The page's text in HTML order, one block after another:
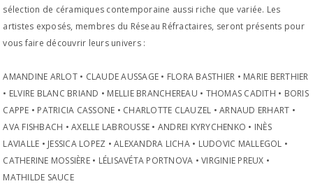
sélection de céramiques contemporaine aussi riche que variée. Les
artistes exposés, membres du Réseau Réfractaires, seront présents pour
vous faire découvrir leurs univers :
AMANDINE ARLOT • CLAUDE AUSSAGE • FLORA BASTHIER • MARIE BERTHIER
• ELVIRE BLANC BRIAND • MELLIE BRANCHEREAU • THOMAS CADITH • BORIS
CAPPE • PATRICIA CASSONE • CHARLOTTE CLAUZEL • ARNAUD ERHART •
AVA FISHBACH • AXELLE LABROUSSE • ANDREI KYRYCHENKO • INÈS
LAVIALLE • JESSICA LOPEZ • ALEXANDRA LICHA • LUDOVIC MALLEGOL •
CATHERINE MOSSIÈRE • LÉLISAVÉTA PORTNOVA • VIRGINIE PREUX •
MATHILDE SAUCE